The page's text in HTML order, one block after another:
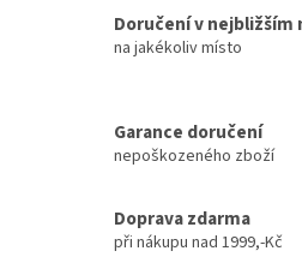
Doručení v
na jakékoliv místo
Garance doručení
nepoškozeného zboží
Doprava zdarma
při nákupu nad 1999,-Kč